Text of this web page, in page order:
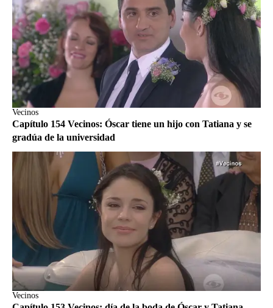
Vecinos
Capítulo 154 Vecinos: Óscar tiene un hijo con Tatiana y se
gradúa de la universidad
Vecinos